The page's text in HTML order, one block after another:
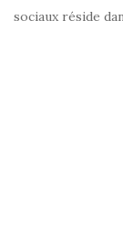
sociaux réside